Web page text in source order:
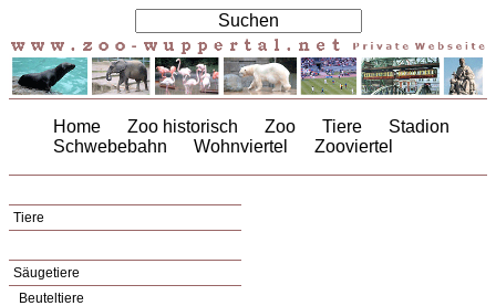
Home Zoo historisch Zoo Tiere
Stadion
Schwebebahn
Wohnviertel Zooviertel
Tiere
Säugetiere
Beuteltiere